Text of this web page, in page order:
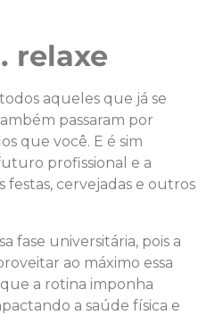
relaxe
aqueles que já se
passaram por
que você. E é sim
profissional e a
festas, cervejadas e outros
fase universitária, pois a
ao máximo essa
a rotina imponha
a saúde física e